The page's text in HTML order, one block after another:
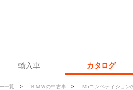
輸入車 カタログ
一覧 > ＢＭＷの中古車 > M5コンペティション